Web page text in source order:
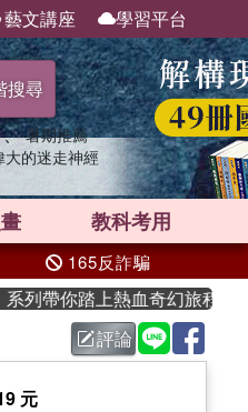
藝文講座 學習平台
搜尋
、 暑期推薦
大的迷走神經
教科考用
165反詐騙
你踏上熱血奇幻旅程
評論
元